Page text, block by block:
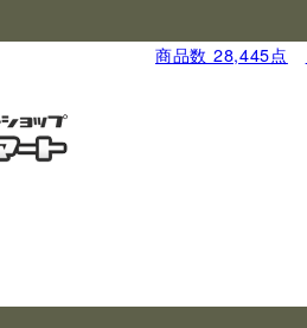
商品数 28,445点